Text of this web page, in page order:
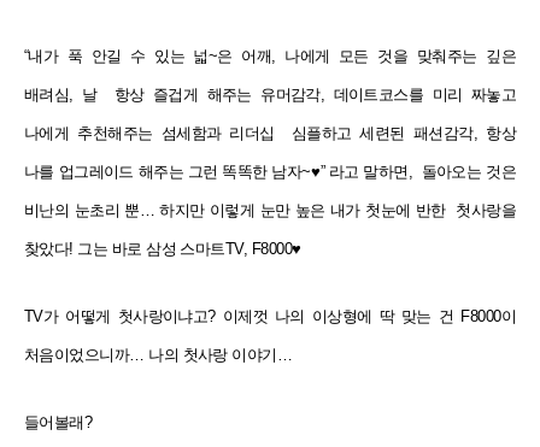
“내가 푹 안길 수 있는 넓~은 어깨, 나에게 모든 것을 맞춰주는 깊은
배려심, 날 항상 즐겁게 해주는 유머감각, 데이트코스를 미리 짜놓고
나에게 추천해주는 섬세함과 리더십 심플하고 세련된 패션감각, 항상
나를 업그레이드 해주는 그런 똑똑한 남자~♥” 라고 말하면, 돌아오는 것은
비난의 눈초리 뿐… 하지만 이렇게 눈만 높은 내가 첫눈에 반한 첫사랑을
찾았다! 그는 바로 삼성 스마트TV, F8000♥
TV가 어떻게 첫사랑이냐고? 이제껏 나의 이상형에 딱 맞는 건 F8000이
처음이었으니까… 나의 첫사랑 이야기…
들어볼래?